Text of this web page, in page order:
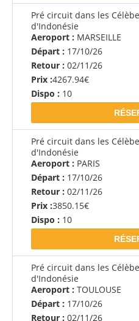
Pré circuit dans les
d'Indonésie
Aeroport : MARSEILLE
Départ : 17/10/26
Retour : 02/11/26
Prix :4267.94€
Dispo : 10
Pré circuit dans les
d'Indonésie
Aeroport : PARIS
Départ : 17/10/26
Retour : 02/11/26
Prix :3850.15€
Dispo : 10
Pré circuit dans les
d'Indonésie
Aeroport : TOULOUSE
Départ : 17/10/26
Retour : 02/11/26